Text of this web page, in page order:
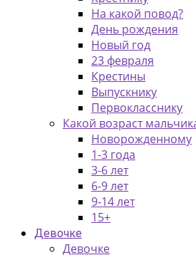
На какой повод?
День рождения
Новый год
23 февраля
Крестины
Выпускнику
Первокласснику
Какой возраст
Новорожденному
1-3 года
3-6 лет
6-9 лет
9-14 лет
15+
Девочке
Девочке